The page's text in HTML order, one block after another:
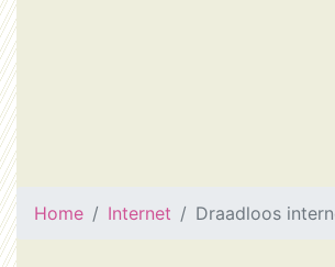
Home Internet Draadloos